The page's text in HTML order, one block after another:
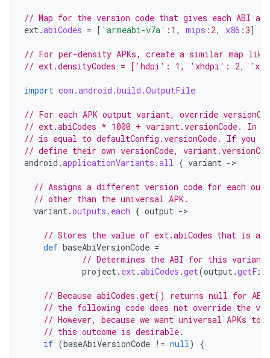
// Map for the version code that gives each ABI a
ext.abiCodes = [ 'armeabi-v7a' : 1 , mips: 2, x86:3]
// For per-density APKs, create a similar map
// ext.densityCodes = ['hdpi': 1, 'xhdpi': 2,
import com.android.build.OutputFile
// For each APK output variant, override
// ext.abiCodes * 1000 + variant.versionCode. In
// is equal to defaultConfig.versionCode. If you
// define their own versionCode,
android .applicationVariants .all { variant ->
// Assigns a different version code for each
// other than the universal APK.
variant.outputs . each { output ->
// Stores the value of ext.abiCodes that is
def baseAbiVersionCode =
// Determines the ABI for this variant
project. ext.abiCodes .get(output.
// Because abiCodes.get() returns null for
// the following code does not override the
// However, because we want universal APKs
// this outcome is desirable.
if (baseAbiVersionCode != null) {